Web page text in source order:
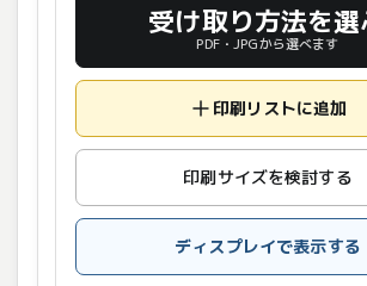
受け取り方法を
PDF・JPGから選べます
印刷リストに追加
印刷サイズを検討する
ディスプレイで表示する